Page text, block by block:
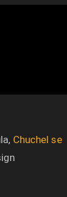
Chuchel se